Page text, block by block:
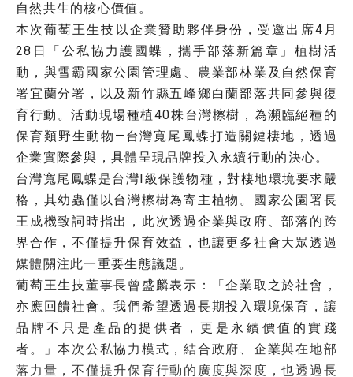
自然共生的核心價值。
本次葡萄王生技以企業贊助夥伴身份，受邀出席4月
28日「公私協力護國蝶，攜手部落新篇章」植樹活
動，與雪霸國家公園管理處、農業部林業及自然保育
署宜蘭分署，以及新竹縣五峰鄉白蘭部落共同參與復
育行動。活動現場種植40株台灣檫樹，為瀕臨絕種的
保育類野生動物—台灣寬尾鳳蝶打造關鍵棲地，透過
企業實際參與，具體呈現品牌投入永續行動的決心。
台灣寬尾鳳蝶是台灣I級保護物種，對棲地環境要求嚴
格，其幼蟲僅以台灣檫樹為寄主植物。國家公園署長
王成機致詞時指出，此次透過企業與政府、部落的跨
界合作，不僅提升保育效益，也讓更多社會大眾透過
媒體關注此一重要生態議題。
葡萄王生技董事長曾盛麟表示：「企業取之於社會，
亦應回饋社會。我們希望透過長期投入環境保育，讓
品牌不只是產品的提供者，更是永續價值的實踐
者。」本次公私協力模式，結合政府、企業與在地部
落力量，不僅提升保育行動的廣度與深度，也透過長